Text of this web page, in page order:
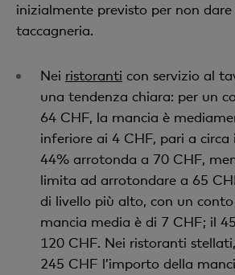
inizialmente previsto per non dare
taccagneria.
Nei ristoranti con servizio al
una tendenza chiara: per un
64 CHF, la mancia è
inferiore ai 4 CHF, pari a circa
44% arrotonda a 70 CHF,
limita ad arrotondare a 65
di livello più alto, con un
mancia media è di 7 CHF; il
120 CHF. Nei ristoranti
245 CHF l’importo della